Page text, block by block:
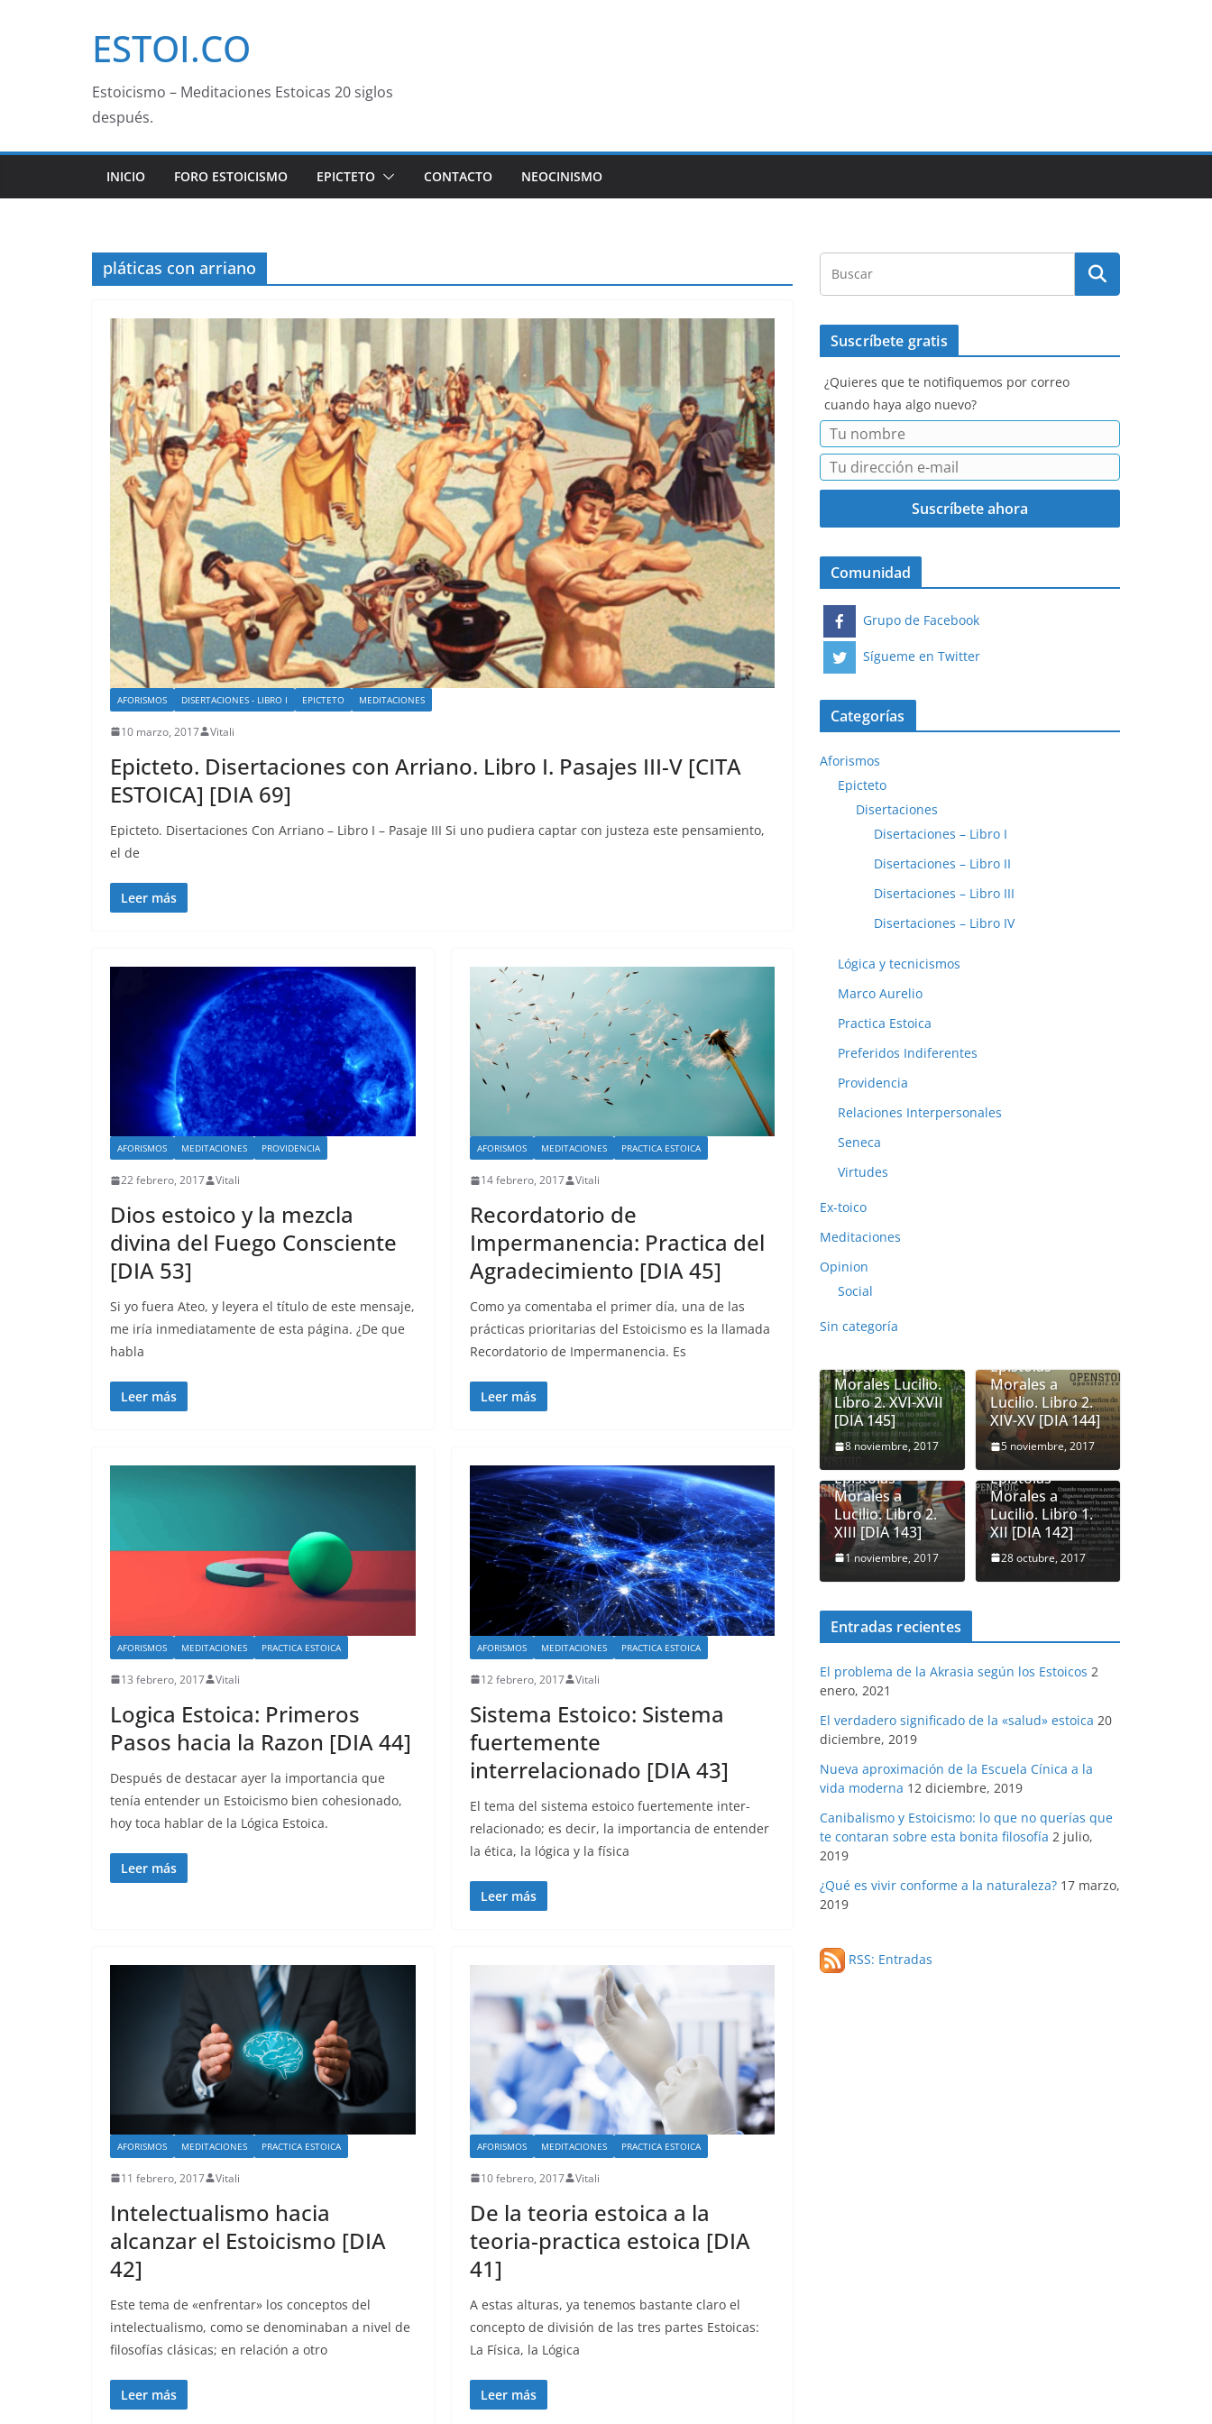
ESTOI.CO
Estoicismo – Meditaciones Estoicas 20 siglos
después.
INICIO FORO ESTOICISMO EPICTETO CONTACTO NEOCINISMO
pláticas con arriano
AFORISMOS DISERTACIONES - LIBRO I EPICTETO MEDITACIONES
10 marzo, 2017 Vitali
Epicteto. Disertaciones con Arriano. Libro I. Pasajes III-V [CITA
ESTOICA] [DIA 69]
Epicteto. Disertaciones Con Arriano – Libro I – Pasaje III Si uno pudiera captar con justeza este pensamiento,
el de
Leer más
AFORISMOS MEDITACIONES PROVIDENCIA
22 febrero, 2017 Vitali
Dios estoico y la mezcla
divina del Fuego Consciente
[DIA 53]
Si yo fuera Ateo, y leyera el título de este mensaje,
me iría inmediatamente de esta página. ¿De que
habla
Leer más
AFORISMOS MEDITACIONES PRACTICA ESTOICA
14 febrero, 2017 Vitali
Recordatorio de
Impermanencia: Practica del
Agradecimiento [DIA 45]
Como ya comentaba el primer día, una de las
prácticas prioritarias del Estoicismo es la llamada
Recordatorio de Impermanencia. Es
Leer más
AFORISMOS MEDITACIONES PRACTICA ESTOICA
13 febrero, 2017 Vitali
Logica Estoica: Primeros
Pasos hacia la Razon [DIA 44]
Después de destacar ayer la importancia que
tenía entender un Estoicismo bien cohesionado,
hoy toca hablar de la Lógica Estoica.
Leer más
AFORISMOS MEDITACIONES PRACTICA ESTOICA
12 febrero, 2017 Vitali
Sistema Estoico: Sistema
fuertemente
interrelacionado [DIA 43]
El tema del sistema estoico fuertemente inter-
relacionado; es decir, la importancia de entender
la ética, la lógica y la física
Leer más
AFORISMOS MEDITACIONES PRACTICA ESTOICA
11 febrero, 2017 Vitali
Intelectualismo hacia
alcanzar el Estoicismo [DIA
42]
Este tema de «enfrentar» los conceptos del
intelectualismo, como se denominaban a nivel de
filosofías clásicas; en relación a otro
Leer más
AFORISMOS MEDITACIONES PRACTICA ESTOICA
10 febrero, 2017 Vitali
De la teoria estoica a la
teoria-practica estoica [DIA
41]
A estas alturas, ya tenemos bastante claro el
concepto de división de las tres partes Estoicas:
La Física, la Lógica
Leer más
Suscríbete gratis
¿Quieres que te notifiquemos por correo
cuando haya algo nuevo?
Comunidad
Grupo de Facebook
Sígueme en Twitter
Categorías
Aforismos
Epicteto
Disertaciones
Disertaciones – Libro I
Disertaciones – Libro II
Disertaciones – Libro III
Disertaciones – Libro IV
Lógica y tecnicismos
Marco Aurelio
Practica Estoica
Preferidos Indiferentes
Providencia
Relaciones Interpersonales
Seneca
Virtudes
Ex-toico
Meditaciones
Opinion
Social
Sin categoría
Epistolas
Morales Lucilio.
Libro 2. XVI-XVII
[DIA 145]
8 noviembre, 2017
Epistolas
Morales a
Lucilio. Libro 2.
XIV-XV [DIA 144]
5 noviembre, 2017
Epistolas
Morales a
Lucilio. Libro 2.
XIII [DIA 143]
1 noviembre, 2017
Seneca.
Epistolas
Morales a
Lucilio. Libro 1.
XII [DIA 142]
28 octubre, 2017
Entradas recientes
El problema de la Akrasia según los Estoicos 2
enero, 2021
El verdadero significado de la «salud» estoica 20
diciembre, 2019
Nueva aproximación de la Escuela Cínica a la
vida moderna 12 diciembre, 2019
Canibalismo y Estoicismo: lo que no querías que
te contaran sobre esta bonita filosofía 2 julio,
2019
¿Qué es vivir conforme a la naturaleza? 17 marzo,
2019
RSS: Entradas